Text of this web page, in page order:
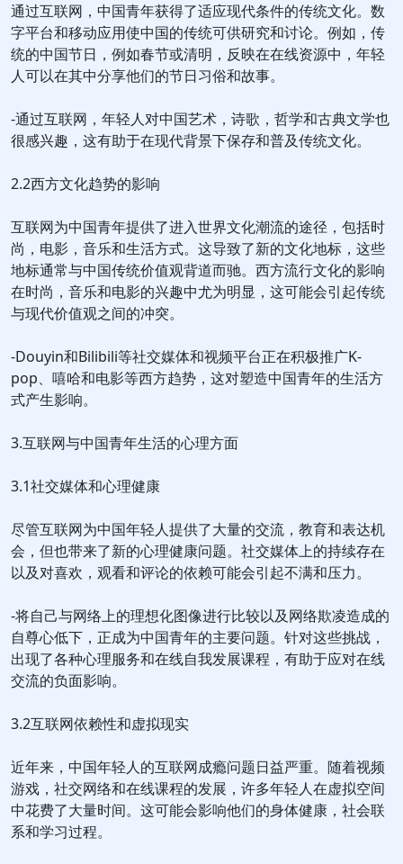
通过互联网，中国青年获得了适应现代条件的传统文化。数
字平台和移动应用使中国的传统可供研究和讨论。例如，传
统的中国节日，例如春节或清明，反映在在线资源中，年轻
人可以在其中分享他们的节日习俗和故事。
-通过互联网，年轻人对中国艺术，诗歌，哲学和古典文学也
很感兴趣，这有助于在现代背景下保存和普及传统文化。
2.2西方文化趋势的影响
互联网为中国青年提供了进入世界文化潮流的途径，包括时
尚，电影，音乐和生活方式。这导致了新的文化地标，这些
地标通常与中国传统价值观背道而驰。西方流行文化的影响
在时尚，音乐和电影的兴趣中尤为明显，这可能会引起传统
与现代价值观之间的冲突。
-Douyin和Bilibili等社交媒体和视频平台正在积极推广K-
pop、嘻哈和电影等西方趋势，这对塑造中国青年的生活方
式产生影响。
3.互联网与中国青年生活的心理方面
3.1社交媒体和心理健康
尽管互联网为中国年轻人提供了大量的交流，教育和表达机
会，但也带来了新的心理健康问题。社交媒体上的持续存在
以及对喜欢，观看和评论的依赖可能会引起不满和压力。
-将自己与网络上的理想化图像进行比较以及网络欺凌造成的
自尊心低下，正成为中国青年的主要问题。针对这些挑战，
出现了各种心理服务和在线自我发展课程，有助于应对在线
交流的负面影响。
3.2互联网依赖性和虚拟现实
近年来，中国年轻人的互联网成瘾问题日益严重。随着视频
游戏，社交网络和在线课程的发展，许多年轻人在虚拟空间
中花费了大量时间。这可能会影响他们的身体健康，社会联
系和学习过程。